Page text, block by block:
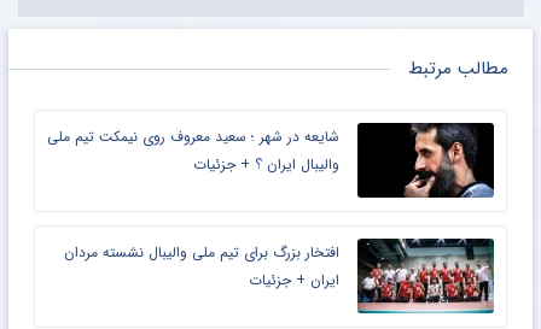
مطالب مرتبط
شایعه در شهر ؛ سعید معروف روی نیمکت تیم ملی
والیبال ایران ؟ + جزئیات
افتخار بزرگ برای تیم ملی والیبال نشسته مردان
ایران + جزئیات